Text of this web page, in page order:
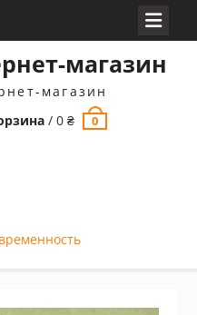
магазин
магазин
/0₴ 0